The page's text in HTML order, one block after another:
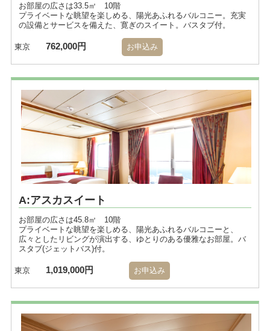
お部屋の広さは33.5㎡ 10階
プライベートな眺望を楽しめる、陽光あふれるバルコニー。充実
の設備とサービスを備えた、寛ぎのスイート。バスタブ付。
東京 762,000円 お申込み
A:アスカスイート
お部屋の広さは45.8㎡ 10階
プライベートな眺望を楽しめる、陽光あふれるバルコニーと、
広々としたリビングが演出する、ゆとりのある優雅なお部屋。バ
スタブ(ジェットバス)付。
東京 1,019,000円 お申込み